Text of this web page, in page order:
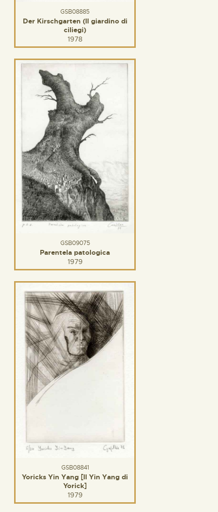
GSB08885
Der Kirschgarten (Il giardino di
ciliegi)
1978
GSB09075
Parentela patologica
1979
GSB08841
Yoricks Yin Yang [Il Yin Yang di
Yorick]
1979